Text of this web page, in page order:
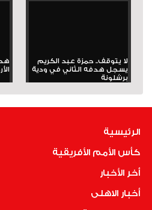
لا يتوقف.. حمزة عبد الكريم
يسجل هدفه الثاني في ودية
برشلونة
الرئيسية
كأس الأمم الأفريقية
أخر الأخبار
أخبار الاهلى